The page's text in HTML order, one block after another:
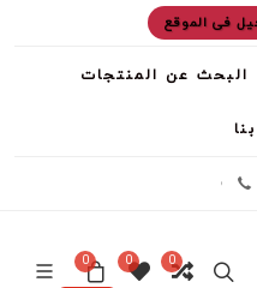
فى الموقع
البحث عن المنتجات
0
0
0